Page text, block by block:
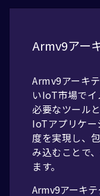
Armv9アー
Armv9アーキ
いIoT市場で
必要なツール
IoTアプリケ
度を実現し、
み込むことで
ます。
Armv9アーキ